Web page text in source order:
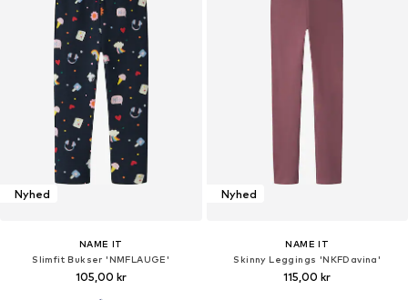
Nyhed
NAME IT
Slimfit Bukser 'NMFLAUGE'
105,00 kr
Nyhed
NAME IT
Skinny Leggings 'NKFDavina'
115,00 kr